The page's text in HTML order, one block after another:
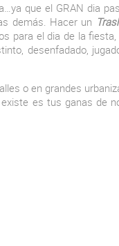
que el GRAN dia
demás. Hacer un
para el dia de la
desenfadado,
o en grandes
es tus ganas de